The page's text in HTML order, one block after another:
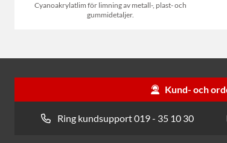
Cyanoakrylatlim för limning av metall-, plast- och
gummidetaljer.
Kund- och
Ring kundsupport 019 - 35 10 30